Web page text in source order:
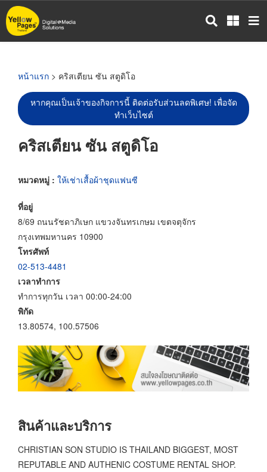
ข้าม
ไป
หน้าแรก > คริสเตียน ซัน สตูดิโอ
หากคุณเป็นเจ้าของกิจการนี้ ติดต่อรับส่วนลดพิเศษ! เพื่อจัด
ทำเว็บไซต์
คริสเตียน ซัน สตูดิโอ
หมวดหมู่ : ให้เช่าเสื้อผ้าชุดแฟนซี
ที่อยู่
8/69 ถนนรัชดาภิเษก แขวงจันทรเกษม เขตจตุจักร
กรุงเทพมหานคร 10900
โทรศัพท์
02-513-4481
เวลาทำการ
ทำการทุกวัน เวลา 00:00-24:00
พิกัด
13.80574, 100.57506
สินค้าและบริการ
CHRISTIAN SON STUDIO IS THAILAND BIGGEST, MOST
REPUTABLE AND AUTHENIC COSTUME RENTAL SHOP.